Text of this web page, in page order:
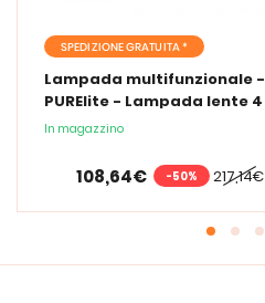
SPEDIZIONE GRATUITA *
Lampada multifunzionale -
PURElite - Lampada lente 4
in 1
In magazzino
217,14€
108,64€ -50%